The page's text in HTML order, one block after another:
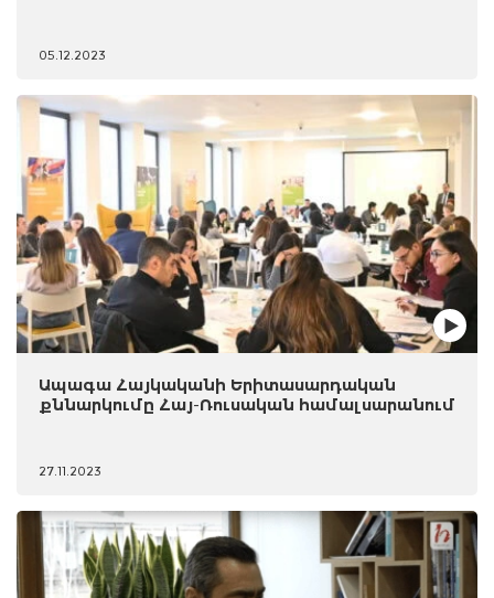
05.12.2023
Ապագա Հայկականի Երիտասարդական
քննարկումը Հայ-Ռուսական համալսարանում
27.11.2023